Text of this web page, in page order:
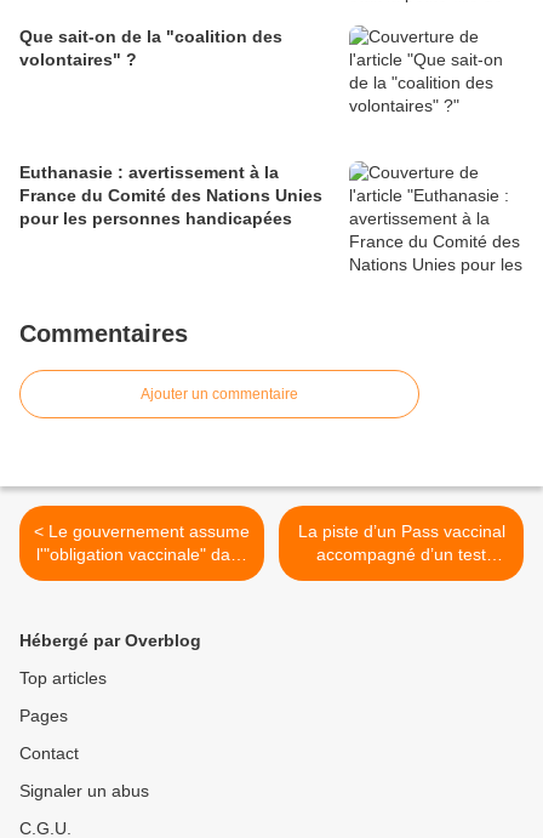
Que sait-on de la "coalition des
volontaires" ?
Euthanasie : avertissement à la
France du Comité des Nations Unies
pour les personnes handicapées
Commentaires
Ajouter un commentaire
< Le gouvernement assume
l'"obligation vaccinale" dans
sa forme "déguisée" de
La piste d’un Pass vaccinal
accompagné d’un test
négatif envisagée par le
Hébergé par Overblog
Top articles
Pages
Contact
Signaler un abus
C.G.U.